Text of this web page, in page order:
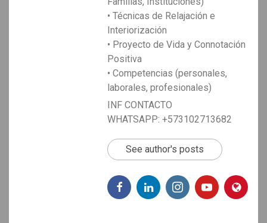
• Técnicas de Relajación e
Interiorización
• Proyecto de Vida y Connotación
Positiva
• Competencias (personales,
laborales, profesionales)
INF CONTACTO
WHATSAPP: +573102713682
See author's posts